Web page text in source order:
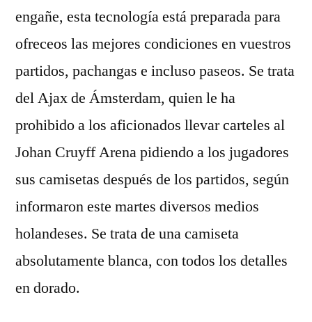
engañe, esta tecnología está preparada para
ofreceos las mejores condiciones en vuestros
partidos, pachangas e incluso paseos. Se trata
del Ajax de Ámsterdam, quien le ha
prohibido a los aficionados llevar carteles al
Johan Cruyff Arena pidiendo a los jugadores
sus camisetas después de los partidos, según
informaron este martes diversos medios
holandeses. Se trata de una camiseta
absolutamente blanca, con todos los detalles
en dorado.